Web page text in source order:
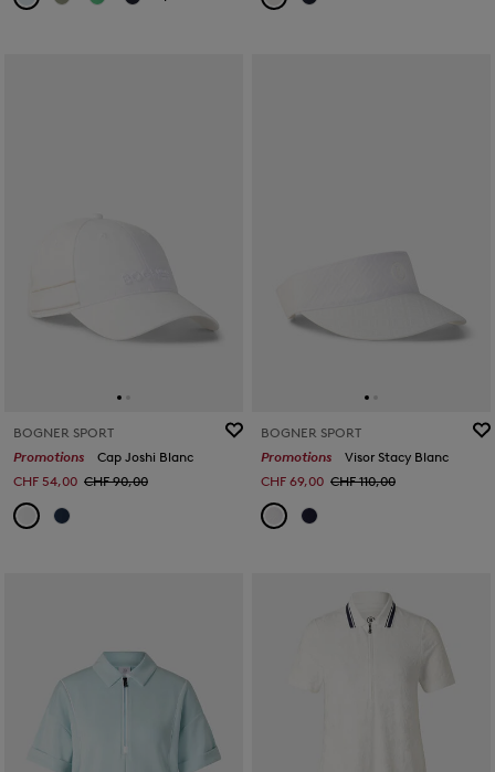
BOGNER SPORT
Promotions
Cap Joshi Blanc
CHF 54,00 CHF 90,00
BOGNER SPORT
Promotions
Visor Stacy Blanc
CHF 69,00 CHF 110,00